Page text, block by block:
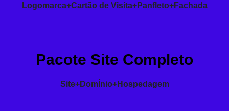
Logomarca+Cartão de Visita+Panfleto+Fachada
Pacote Site Completo
Site+DomÍnio+Hospedagem